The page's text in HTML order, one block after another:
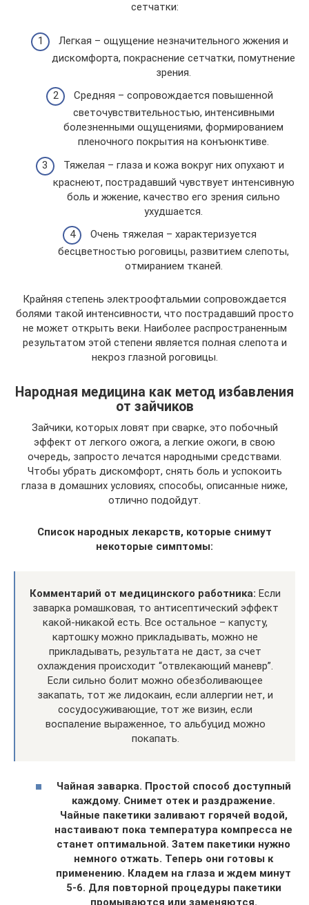
сетчатки:
Легкая – ощущение незначительного жжения и
дискомфорта, покраснение сетчатки, помутнение
зрения.
Средняя – сопровождается повышенной
светочувствительностью, интенсивными
болезненными ощущениями, формированием
пленочного покрытия на конъюнктиве.
Тяжелая – глаза и кожа вокруг них опухают и
краснеют, пострадавший чувствует интенсивную
боль и жжение, качество его зрения сильно
ухудшается.
Очень тяжелая – характеризуется
бесцветностью роговицы, развитием слепоты,
отмиранием тканей.
Крайняя степень электроофтальмии сопровождается
болями такой интенсивности, что пострадавший просто
не может открыть веки. Наиболее распространенным
результатом этой степени является полная слепота и
некроз глазной роговицы.
Народная медицина как метод избавления
от зайчиков
Зайчики, которых ловят при сварке, это побочный
эффект от легкого ожога, а легкие ожоги, в свою
очередь, запросто лечатся народными средствами.
Чтобы убрать дискомфорт, снять боль и успокоить
глаза в домашних условиях, способы, описанные ниже,
отлично подойдут.
Список народных лекарств, которые снимут
некоторые симптомы:
Комментарий от медицинского работника: Если
заварка ромашковая, то антисептический эффект
какой-никакой есть. Все остальное – капусту,
картошку можно прикладывать, можно не
прикладывать, результата не даст, за счет
охлаждения происходит “отвлекающий маневр”.
Если сильно болит можно обезболивающее
закапать, тот же лидокаин, если аллергии нет, и
сосудосуживающие, тот же визин, если
воспаление выраженное, то альбуцид можно
покапать.
Чайная заварка. Простой способ доступный
каждому. Снимет отек и раздражение.
Чайные пакетики заливают горячей водой,
настаивают пока температура компресса не
станет оптимальной. Затем пакетики нужно
немного отжать. Теперь они готовы к
применению. Кладем на глаза и ждем минут
5-6. Для повторной процедуры пакетики
промываются или заменяются.